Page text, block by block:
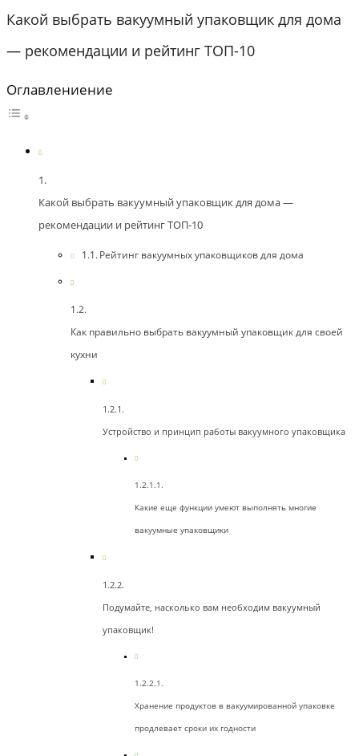
Какой выбрать вакуумный упаковщик для дома
— рекомендации и рейтинг ТОП-10
Оглавлениение
Какой выбрать вакуумный упаковщик для дома —
рекомендации и рейтинг ТОП-10
Рейтинг вакуумных упаковщиков для дома
Как правильно выбрать вакуумный упаковщик для своей
кухни
Устройство и принцип работы вакуумного упаковщика
Какие еще функции умеют выполнять многие
вакуумные упаковщики
Подумайте, насколько вам необходим вакуумный
упаковщик!
Хранение продуктов в вакуумированной упаковке
продлевает сроки их годности